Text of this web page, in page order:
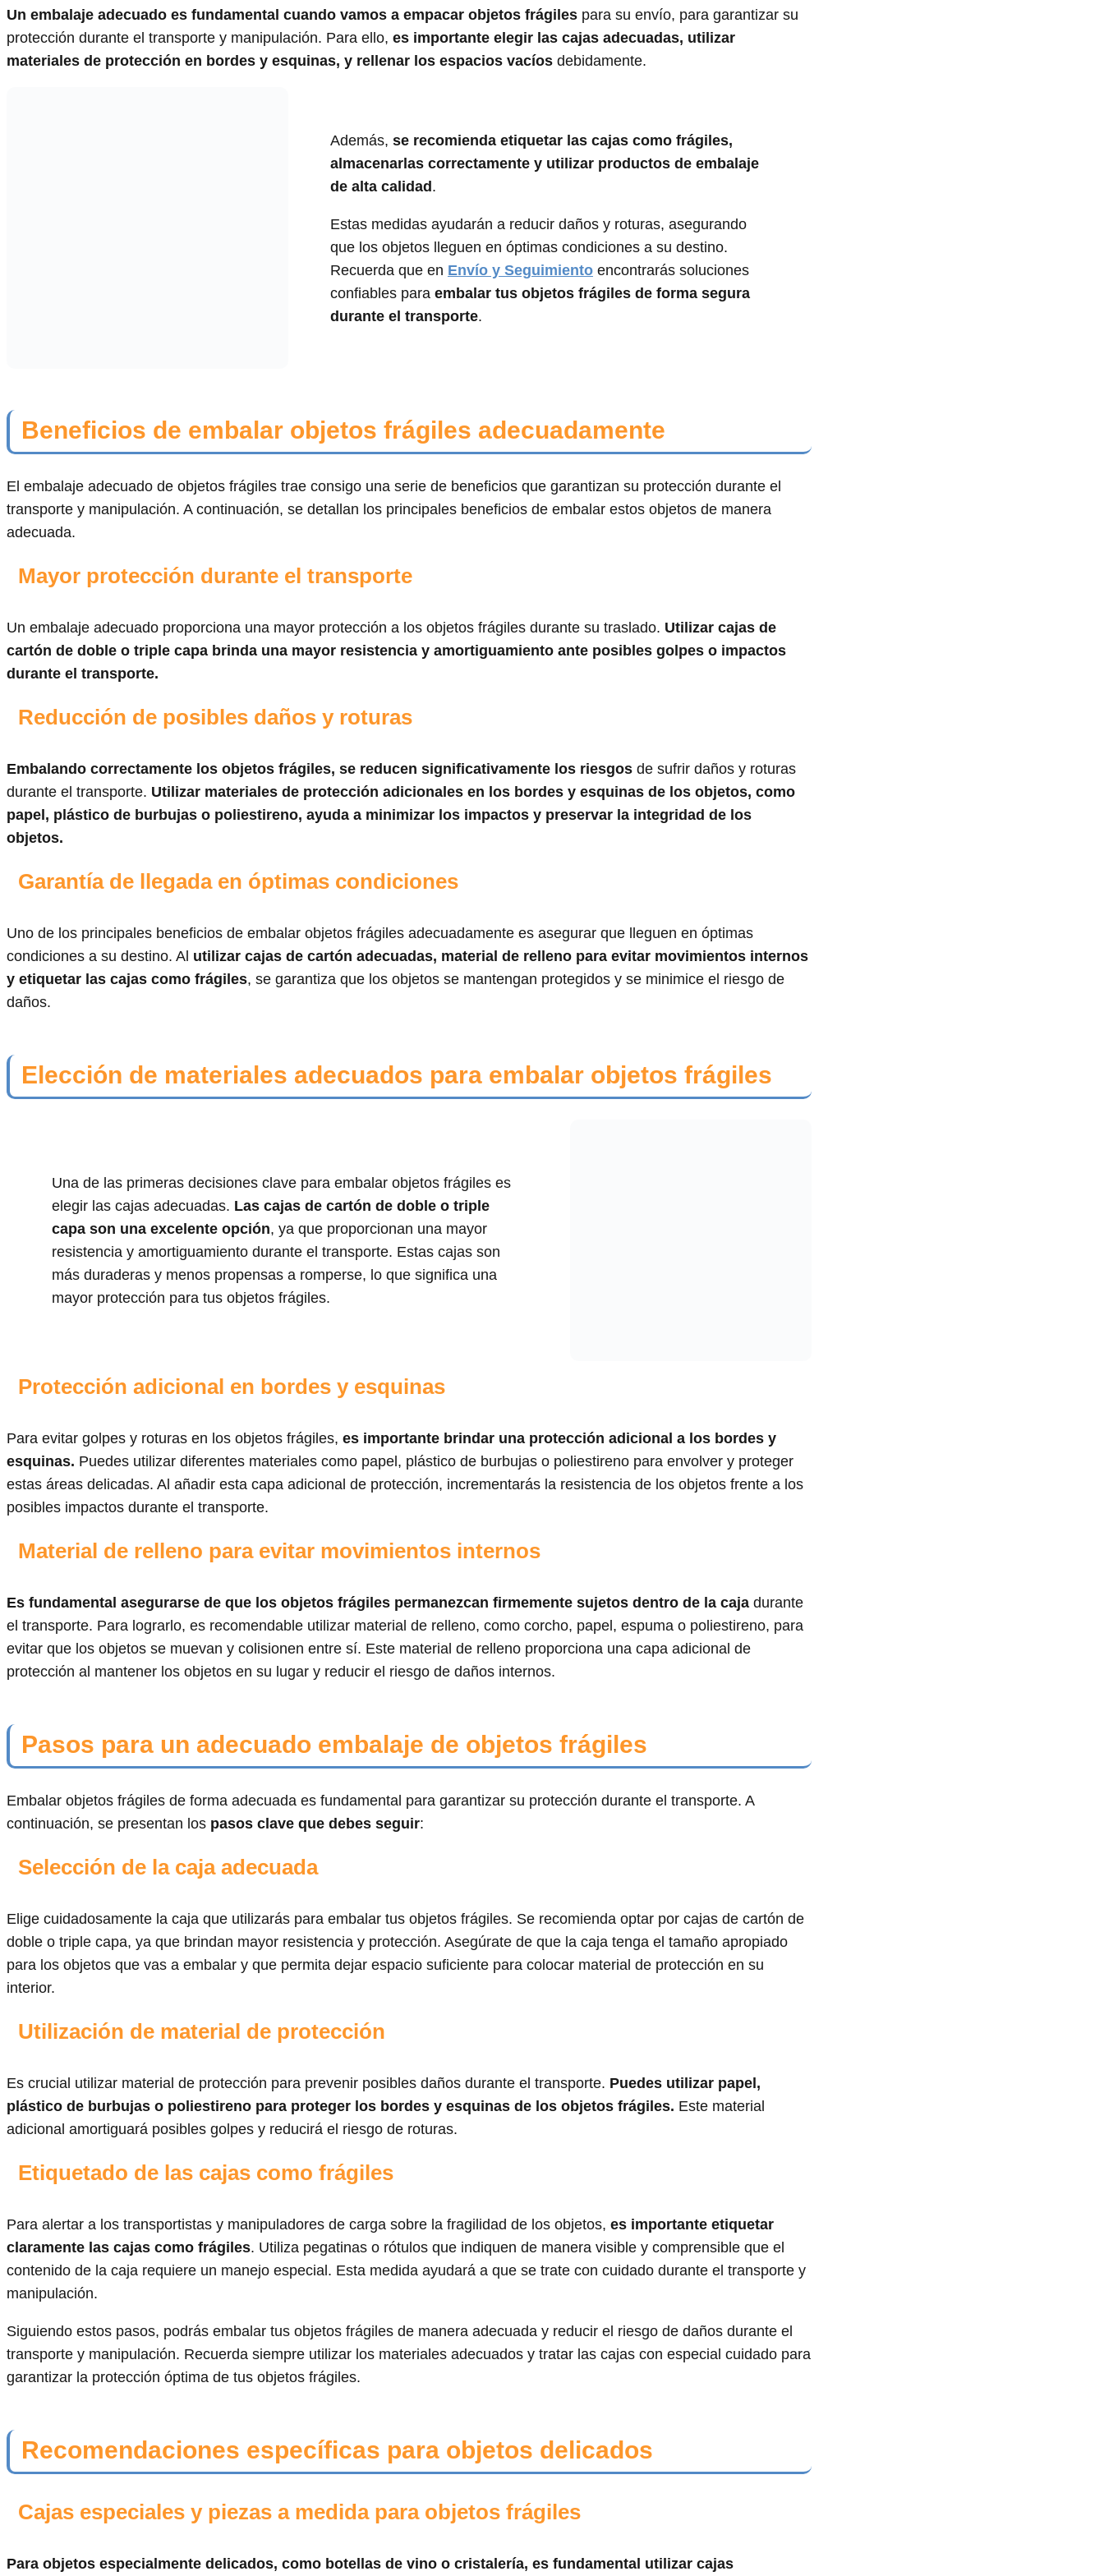
Un embalaje adecuado es fundamental cuando vamos a empacar objetos frágiles para su envío, para garantizar su
protección durante el transporte y manipulación. Para ello, es importante elegir las cajas adecuadas, utilizar
materiales de protección en bordes y esquinas, y rellenar los espacios vacíos debidamente.
Además, se recomienda etiquetar las cajas como frágiles,
almacenarlas correctamente y utilizar productos de embalaje
de alta calidad.
Estas medidas ayudarán a reducir daños y roturas, asegurando
que los objetos lleguen en óptimas condiciones a su destino.
Recuerda que en Envío y Seguimientoencontrarás soluciones
confiables para embalar tus objetos frágiles de forma segura
durante el transporte.
Beneficios de embalar objetos frágiles adecuadamente
El embalaje adecuado de objetos frágiles trae consigo una serie de beneficios que garantizan su protección durante el
transporte y manipulación. A continuación, se detallan los principales beneficios de embalar estos objetos de manera
adecuada.
Mayor protección durante el transporte
Un embalaje adecuado proporciona una mayor protección a los objetos frágiles durante su traslado. Utilizar cajas de
cartón de doble o triple capa brinda una mayor resistencia y amortiguamiento ante posibles golpes o impactos
durante el transporte.
Reducción de posibles daños y roturas
Embalando correctamente los objetos frágiles, se reducen significativamente los riesgos de sufrir daños y roturas
durante el transporte. Utilizar materiales de protección adicionales en los bordes y esquinas de los objetos, como
papel, plástico de burbujas o poliestireno, ayuda a minimizar los impactos y preservar la integridad de los
objetos.
Garantía de llegada en óptimas condiciones
Uno de los principales beneficios de embalar objetos frágiles adecuadamente es asegurar que lleguen en óptimas
condiciones a su destino. Al utilizar cajas de cartón adecuadas, material de relleno para evitar movimientos internos
y etiquetar las cajas como frágiles, se garantiza que los objetos se mantengan protegidos y se minimice el riesgo de
daños.
Elección de materiales adecuados para embalar objetos frágiles
Una de las primeras decisiones clave para embalar objetos frágiles es
elegir las cajas adecuadas. Las cajas de cartón de doble o triple
capa son una excelente opción, ya que proporcionan una mayor
resistencia y amortiguamiento durante el transporte. Estas cajas son
más duraderas y menos propensas a romperse, lo que significa una
mayor protección para tus objetos frágiles.
Protección adicional en bordes y esquinas
Para evitar golpes y roturas en los objetos frágiles, es importante brindar una protección adicional a los bordes y
esquinas. Puedes utilizar diferentes materiales como papel, plástico de burbujas o poliestireno para envolver y proteger
estas áreas delicadas. Al añadir esta capa adicional de protección, incrementarás la resistencia de los objetos frente a los
posibles impactos durante el transporte.
Material de relleno para evitar movimientos internos
Es fundamental asegurarse de que los objetos frágiles permanezcan firmemente sujetos dentro de la caja durante
el transporte. Para lograrlo, es recomendable utilizar material de relleno, como corcho, papel, espuma o poliestireno, para
evitar que los objetos se muevan y colisionen entre sí. Este material de relleno proporciona una capa adicional de
protección al mantener los objetos en su lugar y reducir el riesgo de daños internos.
Pasos para un adecuado embalaje de objetos frágiles
Embalar objetos frágiles de forma adecuada es fundamental para garantizar su protección durante el transporte. A
continuación, se presentan los pasos clave que debes seguir:
Selección de la caja adecuada
Elige cuidadosamente la caja que utilizarás para embalar tus objetos frágiles. Se recomienda optar por cajas de cartón de
doble o triple capa, ya que brindan mayor resistencia y protección. Asegúrate de que la caja tenga el tamaño apropiado
para los objetos que vas a embalar y que permita dejar espacio suficiente para colocar material de protección en su
interior.
Utilización de material de protección
Es crucial utilizar material de protección para prevenir posibles daños durante el transporte. Puedes utilizar papel,
plástico de burbujas o poliestireno para proteger los bordes y esquinas de los objetos frágiles. Este material
adicional amortiguará posibles golpes y reducirá el riesgo de roturas.
Etiquetado de las cajas como frágiles
Para alertar a los transportistas y manipuladores de carga sobre la fragilidad de los objetos, es importante etiquetar
claramente las cajas como frágiles. Utiliza pegatinas o rótulos que indiquen de manera visible y comprensible que el
contenido de la caja requiere un manejo especial. Esta medida ayudará a que se trate con cuidado durante el transporte y
manipulación.
Siguiendo estos pasos, podrás embalar tus objetos frágiles de manera adecuada y reducir el riesgo de daños durante el
transporte y manipulación. Recuerda siempre utilizar los materiales adecuados y tratar las cajas con especial cuidado para
garantizar la protección óptima de tus objetos frágiles.
Recomendaciones específicas para objetos delicados
Cajas especiales y piezas a medida para objetos frágiles
Para objetos especialmente delicados, como botellas de vino o cristalería, es fundamental utilizar cajas